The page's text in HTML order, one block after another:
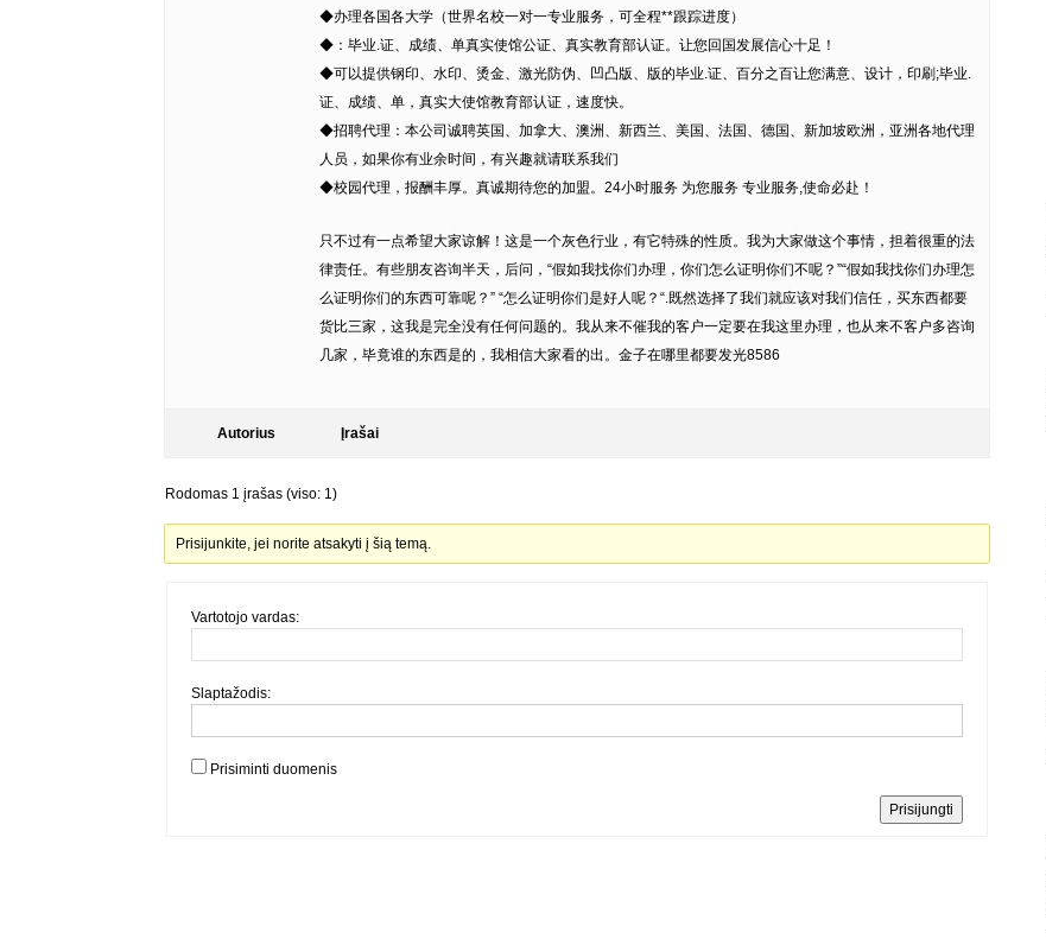
◆办理各国各大学（世界名校一对一专业服务，可全程**跟踪进度）
◆：毕业.证、成绩、单真实使馆公证、真实教育部认证。让您回国发展信心十足！
◆可以提供钢印、水印、烫金、激光防伪、凹凸版、版的毕业.证、百分之百让您满意、设计，印刷;毕业.
证、成绩、单，真实大使馆教育部认证，速度快。
◆招聘代理：本公司诚聘英国、加拿大、澳洲、新西兰、美国、法国、德国、新加坡欧洲，亚洲各地代理
人员，如果你有业余时间，有兴趣就请联系我们
◆校园代理，报酬丰厚。真诚期待您的加盟。24小时服务 为您服务 专业服务,使命必赴！
只不过有一点希望大家谅解！这是一个灰色行业，有它特殊的性质。我为大家做这个事情，担着很重的法
律责任。有些朋友咨询半天，后问，“假如我找你们办理，你们怎么证明你们不呢？”“假如我找你们办理怎
么证明你们的东西可靠呢？” “怎么证明你们是好人呢？“.既然选择了我们就应该对我们信任，买东西都要
货比三家，这我是完全没有任何问题的。我从来不催我的客户一定要在我这里办理，也从来不客户多咨询
几家，毕竟谁的东西是的，我相信大家看的出。金子在哪里都要发光8586
Autorius Įrašai
Rodomas 1 įrašas (viso: 1)
Prisijunkite, jei norite atsakyti į šią temą.
Vartotojo vardas:
Slaptažodis:
Prisiminti duomenis
Prisijungti